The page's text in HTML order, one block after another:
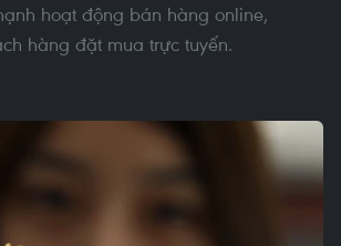
hoạt động bán hàng online,
hàng đặt mua trực tuyến.